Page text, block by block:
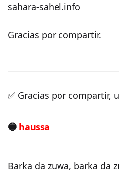
sahara-sahel.info
Gracias por compartir.
✅ Gracias por compartir,
🔵 haussa
Barka da zuwa, barka da